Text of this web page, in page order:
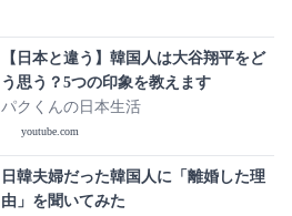
【日本と違う】韓国人は大谷翔平をど
う思う？5つの印象を教えます
パクくんの日本生活
youtube.com
日韓夫婦だった韓国人に「離婚した理
由」を聞いてみた